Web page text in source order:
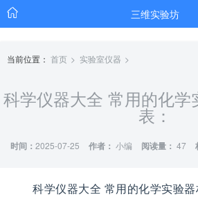
三维实验坊
当前位置： 首页 实验室仪器
科学仪器大全 常用的化学
表：
时间： 2025-07-25 作者： 小编 阅读量： 47
科学仪器大全 常用的化学实验器